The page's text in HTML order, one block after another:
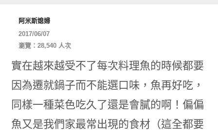
阿米斯媳婦
2017/06/07
瀏覽：28,540 人次
實在越來越受不了每次料理魚的時候都要
因為遷就鍋子而不能選口味，魚再好吃，
同樣一種菜色吃久了還是會膩的啊！偏偏
魚又是我們家最常出現的食材（這全都要